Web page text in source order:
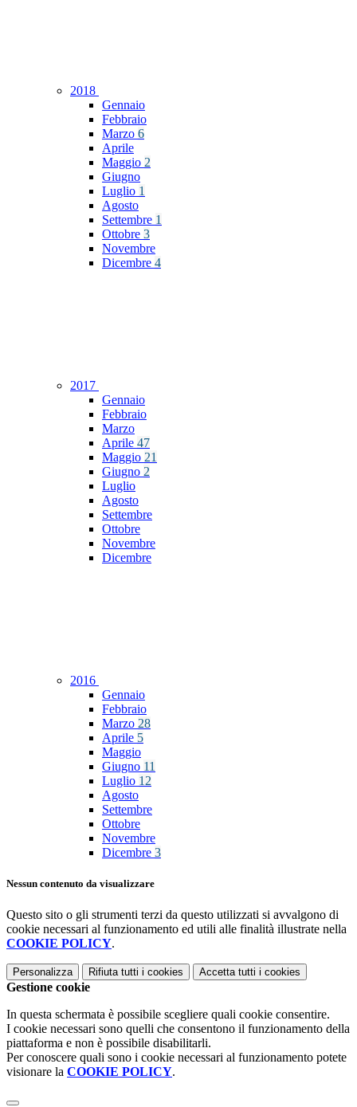
2018
Gennaio
Febbraio
Marzo 6
Aprile
Maggio 2
Giugno
Luglio 1
Agosto
Settembre 1
Ottobre 3
Novembre
Dicembre 4
2017
Gennaio
Febbraio
Marzo
Aprile 47
Maggio 21
Giugno 2
Luglio
Agosto
Settembre
Ottobre
Novembre
Dicembre
2016
Gennaio
Febbraio
Marzo 28
Aprile 5
Maggio
Giugno 11
Luglio 12
Agosto
Settembre
Ottobre
Novembre
Dicembre 3
Nessun contenuto da visualizzare
Questo sito o gli strumenti terzi da questo utilizzati si avvalgono di
cookie necessari al funzionamento ed utili alle finalità illustrate nella
COOKIE POLICY.
Personalizza Rifiuta tutti i cookies Accetta tutti i cookies
Gestione cookie
In questa schermata è possibile scegliere quali cookie consentire.
I cookie necessari sono quelli che consentono il funzionamento della
piattaforma e non è possibile disabilitarli.
Per conoscere quali sono i cookie necessari al funzionamento potete
visionare la COOKIE POLICY.